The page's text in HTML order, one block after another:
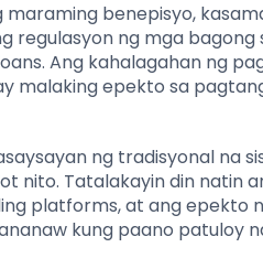
benepisyo,
regulasyon ng mga
Ang kahalagahan ng
malaking epekto sa
ng tradisyonal na
nito. Tatalakayin din natin
platforms, at ang epekto
kung paano patuloy